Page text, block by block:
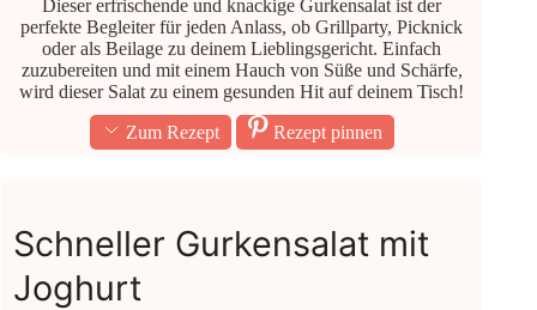
Dieser erfrischende und knackige Gurkensalat ist der
perfekte Begleiter für jeden Anlass, ob Grillparty, Picknick
oder als Beilage zu deinem Lieblingsgericht. Einfach
zuzubereiten und mit einem Hauch von Süße und Schärfe,
wird dieser Salat zu einem gesunden Hit auf deinem Tisch!
Zum Rezept
Rezept pinnen
Schneller Gurkensalat mit
Joghurt